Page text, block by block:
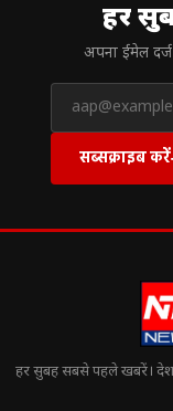
हर
अपना ईमेल
सब्सक्राइब करें
हर सुबह सबसे पहले खबरें। देश-